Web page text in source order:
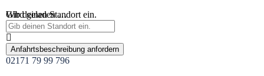
Wird geladen …
Gib deinen Standort ein.
Anfahrtsbeschreibung anfordern
02171 79 99 796